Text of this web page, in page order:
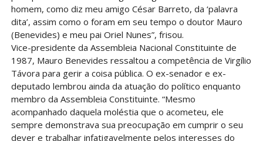
homem, como diz meu amigo César Barreto, da ‘palavra
dita’, assim como o foram em seu tempo o doutor Mauro
(Benevides) e meu pai Oriel Nunes”, frisou.
Vice-presidente da Assembleia Nacional Constituinte de
1987, Mauro Benevides ressaltou a competência de Virgílio
Távora para gerir a coisa pública. O ex-senador e ex-
deputado lembrou ainda da atuação do político enquanto
membro da Assembleia Constituinte. “Mesmo
acompanhado daquela moléstia que o acometeu, ele
sempre demonstrava sua preocupação em cumprir o seu
dever e trabalhar infatigavelmente pelos interesses do